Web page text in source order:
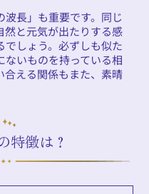
長」も重要です。同じ
然と元気が出たりする感
しょう。必ずしも似た
いものを持っている相
合える関係もまた、素晴
特徴は？